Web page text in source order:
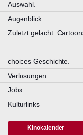
Auswahl.
Augenblick
Zuletzt gelacht:
choices Geschichte.
Verlosungen.
Jobs.
Kulturlinks
Kinokalender